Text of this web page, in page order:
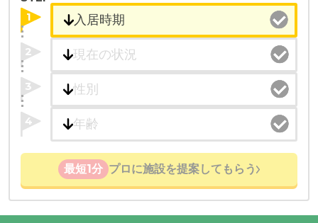
1
2
3
4
最短1分 プロに施設を提案してもらう